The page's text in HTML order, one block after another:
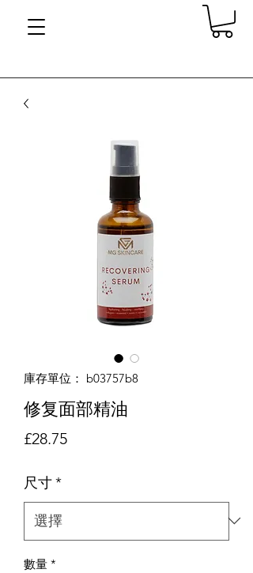
庫存單位： b03757b8
修复面部精油
£28.75價格
尺寸*
數量 *